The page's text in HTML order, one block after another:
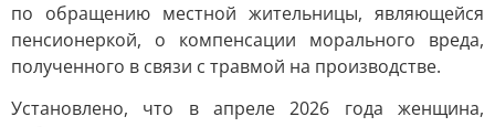
по обращению местной жительницы, являющейся
пенсионеркой, о компенсации морального вреда,
полученного в связи с травмой на производстве.
Установлено, что в апреле 2026 года женщина,